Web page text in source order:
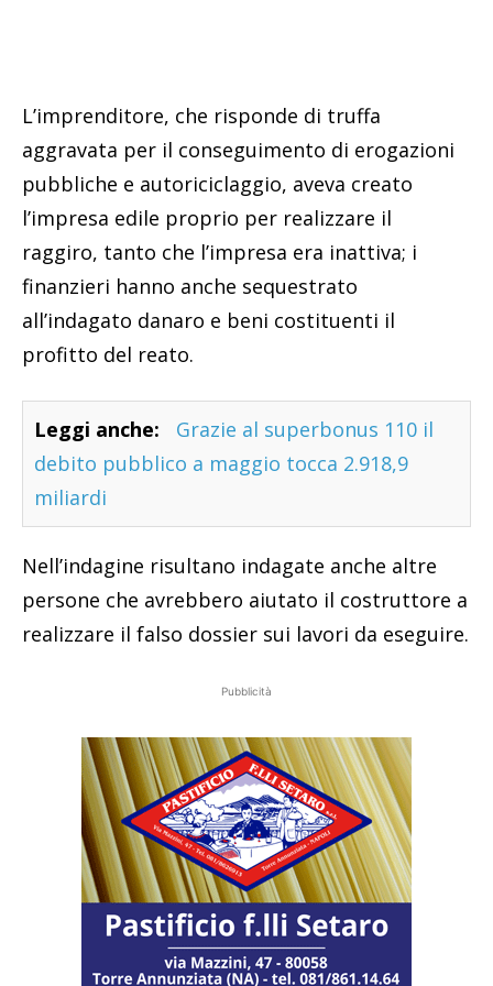
L’imprenditore, che risponde di truffa
aggravata per il conseguimento di erogazioni
pubbliche e autoriciclaggio, aveva creato
l’impresa edile proprio per realizzare il
raggiro, tanto che l’impresa era inattiva; i
finanzieri hanno anche sequestrato
all’indagato danaro e beni costituenti il
profitto del reato.
Leggi anche:
Grazie al superbonus 110 il
debito pubblico a maggio tocca 2.918,9
miliardi
Nell’indagine risultano indagate anche altre
persone che avrebbero aiutato il costruttore a
realizzare il falso dossier sui lavori da eseguire.
Pubblicità